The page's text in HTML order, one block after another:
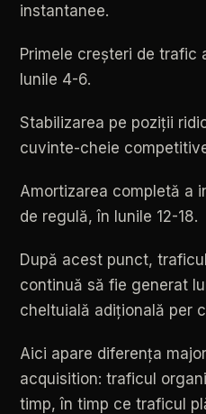
instantanee.
Primele creșteri de trafic
lunile 4-6.
Stabilizarea pe poziții
cuvinte-cheie
Amortizarea completă a
de regulă, în lunile 12-18.
După acest punct, traficul
continuă să fie generat
cheltuială adițională per
Aici apare diferența
acquisition: traficul
timp, în timp ce traficul